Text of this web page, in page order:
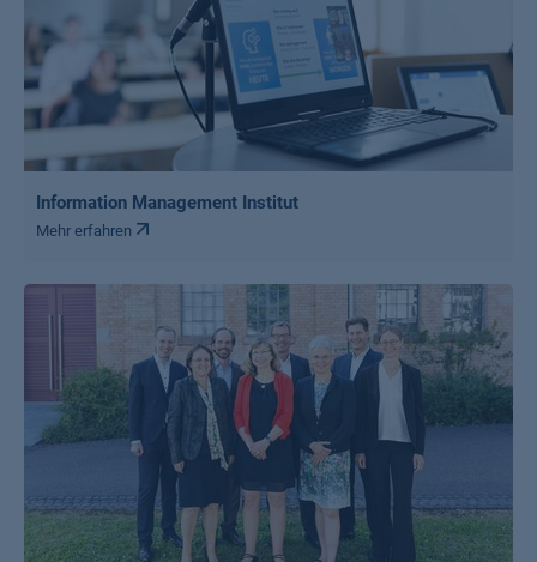
Information Management Institut
Mehr erfahren